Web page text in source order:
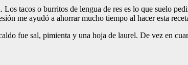
tacos o burritos de lengua de res es lo que suelo
me ayudó a ahorrar mucho tiempo al hacer esta
fue sal, pimienta y una hoja de laurel. De vez en